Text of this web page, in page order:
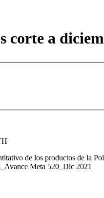
corte a
de los productos de la
Meta 520_Dic 2021